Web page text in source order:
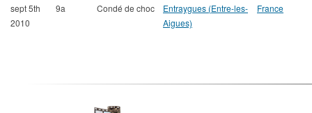
sept 5th
2010
9a Condé de choc
Entraygues (Entre-les-
Aigues)
France